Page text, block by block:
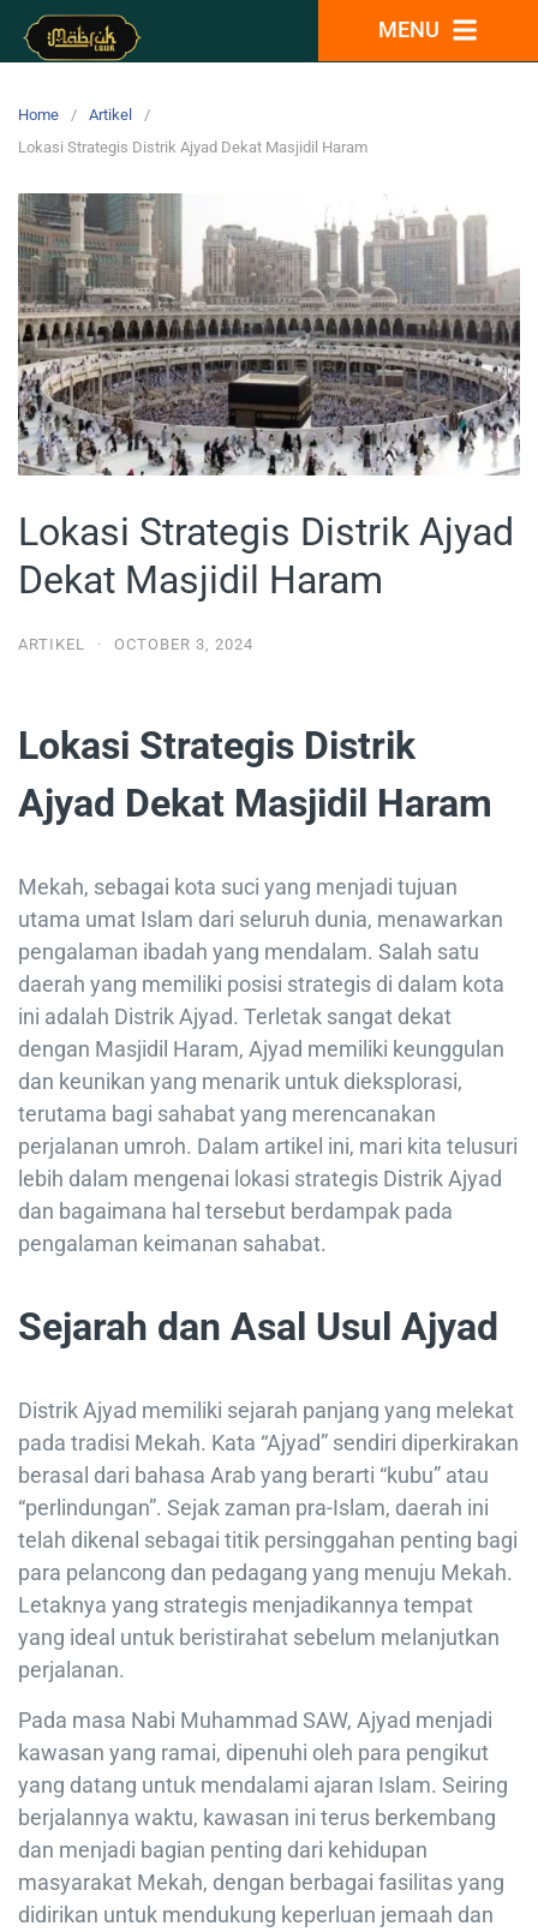
MENU
Home
Artikel
Lokasi Strategis Distrik Ajyad Dekat Masjidil Haram
Lokasi Strategis Distrik Ajyad
Dekat Masjidil Haram
ARTIKEL · OCTOBER 3, 2024
Lokasi Strategis Distrik
Ajyad Dekat Masjidil Haram
Mekah, sebagai kota suci yang menjadi tujuan
utama umat Islam dari seluruh dunia, menawarkan
pengalaman ibadah yang mendalam. Salah satu
daerah yang memiliki posisi strategis di dalam kota
ini adalah Distrik Ajyad. Terletak sangat dekat
dengan Masjidil Haram, Ajyad memiliki keunggulan
dan keunikan yang menarik untuk dieksplorasi,
terutama bagi sahabat yang merencanakan
perjalanan umroh. Dalam artikel ini, mari kita telusuri
lebih dalam mengenai lokasi strategis Distrik Ajyad
dan bagaimana hal tersebut berdampak pada
pengalaman keimanan sahabat.
Sejarah dan Asal Usul Ajyad
Distrik Ajyad memiliki sejarah panjang yang melekat
pada tradisi Mekah. Kata “Ajyad” sendiri diperkirakan
berasal dari bahasa Arab yang berarti “kubu” atau
“perlindungan”. Sejak zaman pra-Islam, daerah ini
telah dikenal sebagai titik persinggahan penting bagi
para pelancong dan pedagang yang menuju Mekah.
Letaknya yang strategis menjadikannya tempat
yang ideal untuk beristirahat sebelum melanjutkan
perjalanan.
Pada masa Nabi Muhammad SAW, Ajyad menjadi
kawasan yang ramai, dipenuhi oleh para pengikut
yang datang untuk mendalami ajaran Islam. Seiring
berjalannya waktu, kawasan ini terus berkembang
dan menjadi bagian penting dari kehidupan
masyarakat Mekah, dengan berbagai fasilitas yang
didirikan untuk mendukung keperluan jemaah dan